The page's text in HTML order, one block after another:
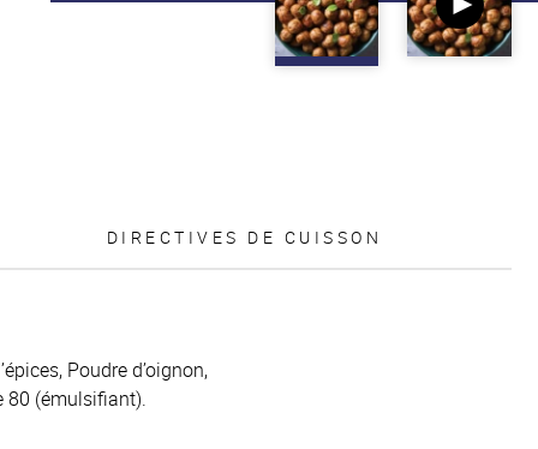
DIRECTIVES DE CUISSON
Poudre d’oignon,
80 (émulsifiant).